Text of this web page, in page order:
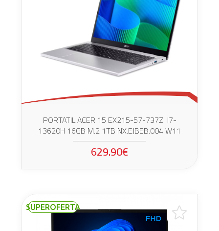
PORTATIL ACER 15 EX215-57-737Z I7-
13620H 16GB M.2 1TB NX.EJBEB.004 W11
629.90€
SUPEROFERTA